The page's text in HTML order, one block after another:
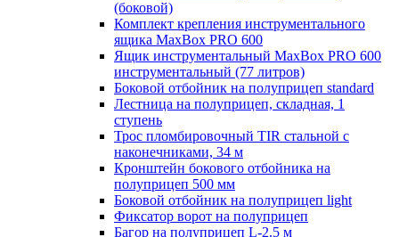
(боковой)
Комплект крепления инструментального
ящика MaxBox PRO 600
Ящик инструментальный MaxBox PRO 600
инструментальный (77 литров)
Боковой отбойник на полуприцеп standard
Лестница на полуприцеп, складная, 1
ступень
Трос пломбировочный TIR стальной с
наконечниками, 34 м
Кронштейн бокового отбойника на
полуприцеп 500 мм
Боковой отбойник на полуприцеп light
Фиксатор ворот на полуприцеп
Багор на полуприцеп L-2.5 м